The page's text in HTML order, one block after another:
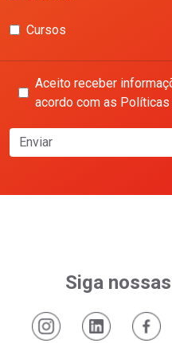
Cursos
Aceito receber
acordo com as
Enviar
Siga